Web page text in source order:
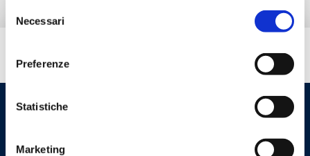
delNecessari
Preferenze
Statistiche
Marketing